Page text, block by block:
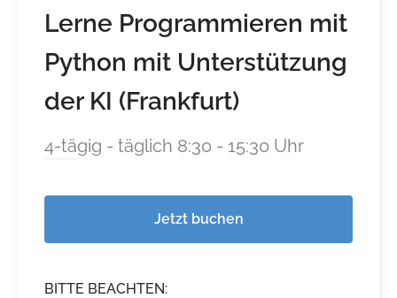
Lerne Programmieren mit
Python mit Unterstützung
der KI (Frankfurt)
4-tägig - täglich 8:30 - 15:30 Uhr
Jetzt buchen
BITTE BEACHTEN: